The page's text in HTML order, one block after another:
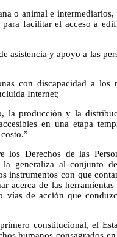
o animal e
facilitar el acceso a
asistencia y apoyo a las
con discapacidad a los
Internet;
la producción y la
en una etapa
Derechos de las
generaliza al conjunto
instrumentos con que
acerca de las herramientas
vías de acción que
constitucional, el